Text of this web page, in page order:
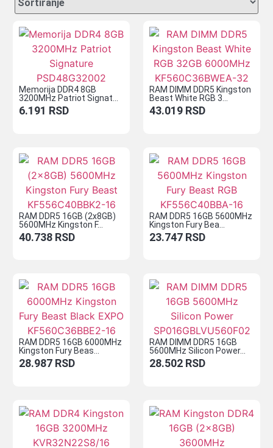
Memorija DDR4 8GB
3200MHz Patriot Signat...
6.191 RSD
RAM DIMM DDR5 Kingston
Beast White RGB 3...
43.019 RSD
RAM DDR5 16GB (2x8GB)
5600MHz Kingston F...
40.738 RSD
RAM DDR5 16GB 5600MHz
Kingston Fury Bea...
23.747 RSD
RAM DDR5 16GB 6000MHz
Kingston Fury Beas...
28.987 RSD
RAM DIMM DDR5 16GB
5600MHz Silicon Power...
28.502 RSD